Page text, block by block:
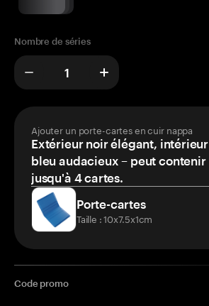
Nombre de séries
Ajouter un porte-cartes en cuir nappa
Extérieur noir élégant, intérieur
bleu audacieux – peut contenir
jusqu'à 4 cartes.
Porte-cartes
Taille : 10x7.5x1cm
Code promo